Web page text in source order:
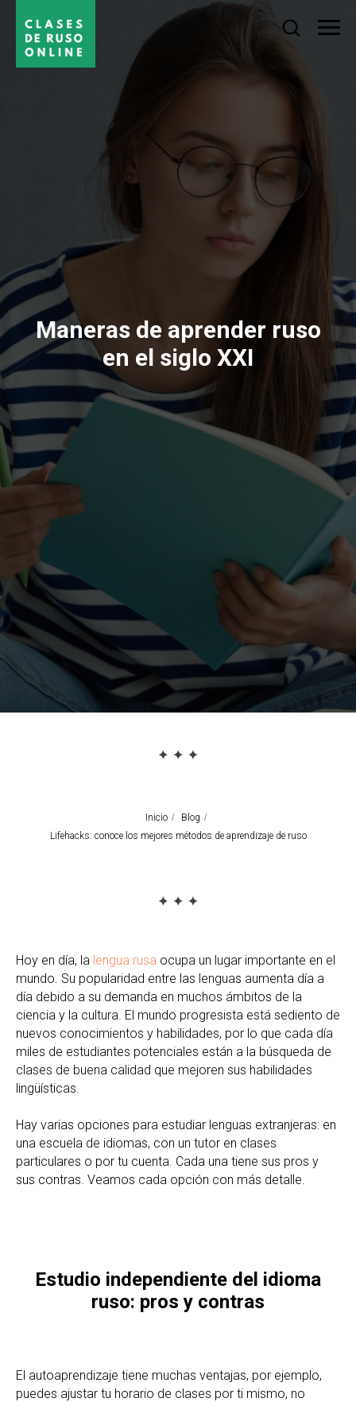
Maneras de aprender ruso
en el siglo XXI
Inicio / Blog /
Lifehacks: conoce los mejores métodos de aprendizaje de ruso
Hoy en día, la lengua rusa ocupa un lugar importante en el
mundo. Su popularidad entre las lenguas aumenta día a
día debido a su demanda en muchos ámbitos de la
ciencia y la cultura. El mundo progresista está sediento de
nuevos conocimientos y habilidades, por lo que cada día
miles de estudiantes potenciales están a la búsqueda de
clases de buena calidad que mejoren sus habilidades
lingüísticas.
Hay varias opciones para estudiar lenguas extranjeras: en
una escuela de idiomas, con un tutor en clases
particulares o por tu cuenta. Cada una tiene sus pros y
sus contras. Veamos cada opción con más detalle.
Estudio independiente del idioma
ruso: pros y contras
El autoaprendizaje tiene muchas ventajas, por ejemplo,
puedes ajustar tu horario de clases por ti mismo, no